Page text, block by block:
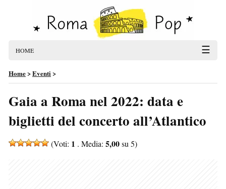
HOME ☰
Home>Eventi>
Gaia a Roma nel 2022: data e
biglietti del concerto all’Atlantico
(Voti: 1 . Media: 5,00su 5)